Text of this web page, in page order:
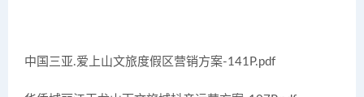
中国三亚.爱上山文旅度假区营销方案-141P.pdf